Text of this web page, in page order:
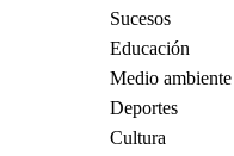
Sucesos
Educación
Medio ambiente
Deportes
Cultura